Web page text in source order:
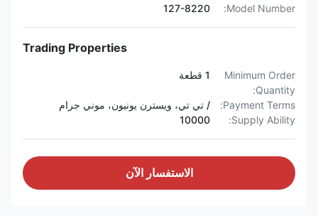
Model Number:
127-8220
Trading Properties
Minimum Order
Quantity:
1 قطعة
Payment Terms:
/ تي تي، ويسترن يونيون، موني جرام
Supply Ability:
10000
الاستفسار الآن